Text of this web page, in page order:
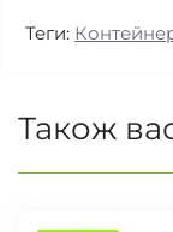
Теги:
Також